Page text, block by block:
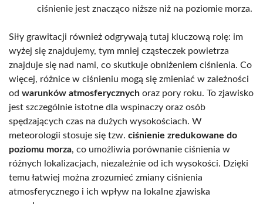
ciśnienie jest znacząco niższe niż na poziomie morza.
Siły grawitacji również odgrywają tutaj kluczową rolę: im
wyżej się znajdujemy, tym mniej cząsteczek powietrza
znajduje się nad nami, co skutkuje obniżeniem ciśnienia. Co
więcej, różnice w ciśnieniu mogą się zmieniać w zależności
od warunków atmosferycznych oraz pory roku. To zjawisko
jest szczególnie istotne dla wspinaczy oraz osób
spędzających czas na dużych wysokościach. W
meteorologii stosuje się tzw. ciśnienie zredukowane do
poziomu morza, co umożliwia porównanie ciśnienia w
różnych lokalizacjach, niezależnie od ich wysokości. Dzięki
temu łatwiej można zrozumieć zmiany ciśnienia
atmosferycznego i ich wpływ na lokalne zjawiska